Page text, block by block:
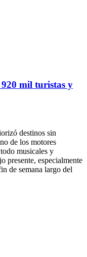
mil turistas y
destinos sin
de los motores
musicales y
presente, especialmente
de semana largo del